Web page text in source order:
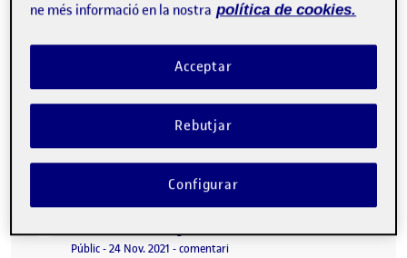
PAC 4: Aplicació
Nil Espuña Autonell
Visibilitat:
Públic-Data de publicació
23 Des. 2021-comentariel PAC 4: Aplicació
Publicat per Rogelio Rivel – Centre de les Arts del Circ
Judith Montiel Ortega
Visibilitat:
Públic-Data de publicació
24 Nov. 2021 -comentariel Rogelio Rivel – Centre de les Arts
ne més informació en la nostra política de cookies.
Rebutjar
Acceptar
Configurar